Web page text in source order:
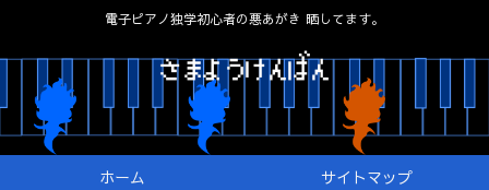
電子ピアノ独学初心者の悪あがき 晒してます。
ホーム
サイトマップ